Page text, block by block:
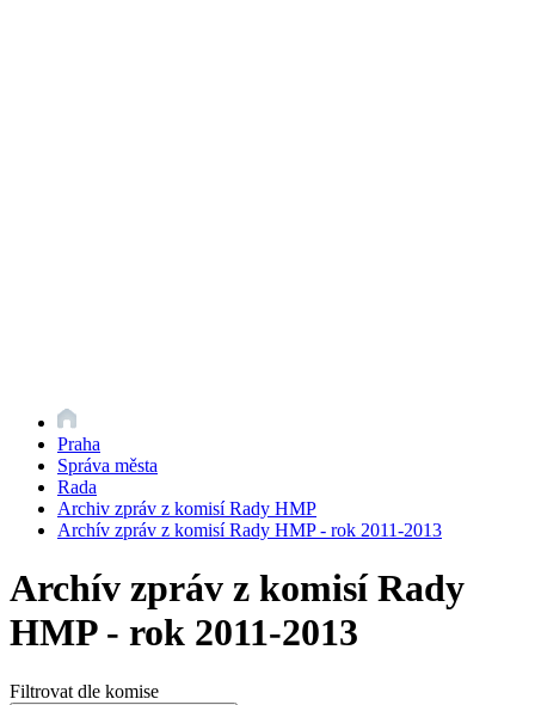
Praha
Správa města
Rada
Archiv zpráv z komisí Rady HMP
Archív zpráv z komisí Rady HMP - rok 2011-2013
Archív zpráv z komisí Rady
HMP - rok 2011-2013
Filtrovat dle komise